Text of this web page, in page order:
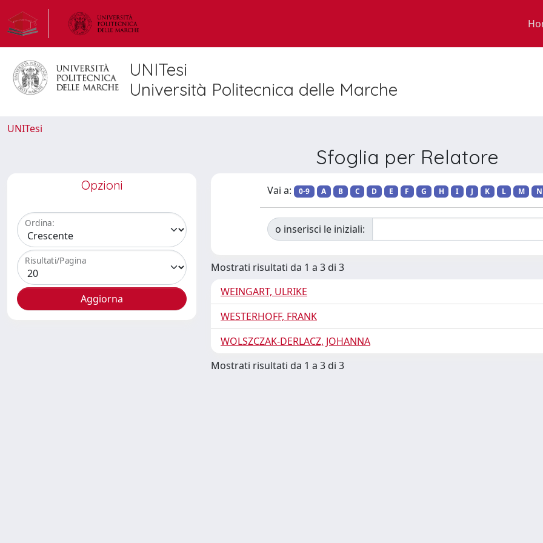
UNITesi
Università Politecnica delle Marche
UNITesi
Sfoglia per Relatore
Opzioni
Ordina:
Risultati/Pagina
Vai a: 0-9 A B C D E F G H I J K L M N
o inserisci le iniziali:
Mostrati risultati da 1 a 3 di 3
WEINGART, ULRIKE
WESTERHOFF, FRANK
WOLSZCZAK-DERLACZ, JOHANNA
Mostrati risultati da 1 a 3 di 3